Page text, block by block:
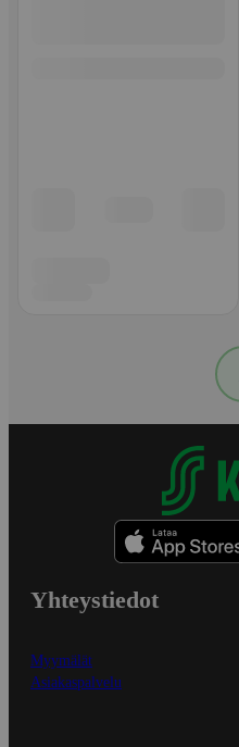
Yhteystiedot
Myymälät
Asiakaspalvelu